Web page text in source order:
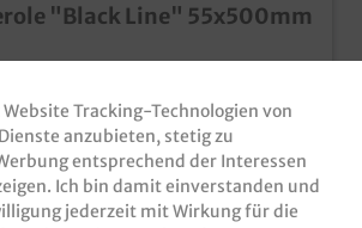
"Black Line" 55x500mm
Line", 2000 Stück im Karton
für den Verkauf von Snacks,
innovatives
auch
fragen Sie einfach unseren
SBA055500BL
Tracking-Technologien von
anzubieten, stetig zu
entsprechend der Interessen
Ich bin damit einverstanden und
jederzeit mit Wirkung für die